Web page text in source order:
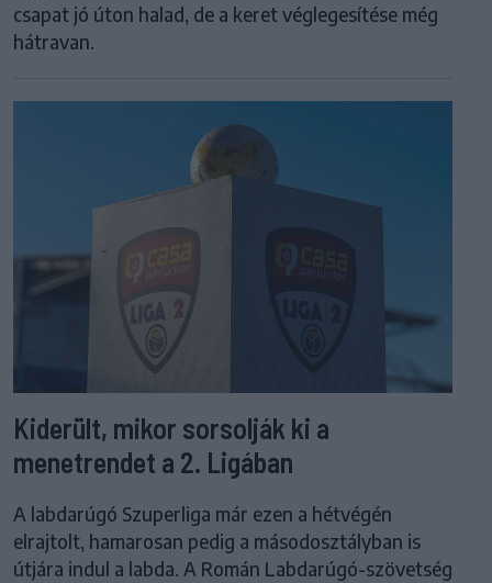
csapat jó úton halad, de a keret véglegesítése még
hátravan.
Kiderült, mikor sorsolják ki a
menetrendet a 2. Ligában
A labdarúgó Szuperliga már ezen a hétvégén
elrajtolt, hamarosan pedig a másodosztályban is
útjára indul a labda. A Román Labdarúgó-szövetség